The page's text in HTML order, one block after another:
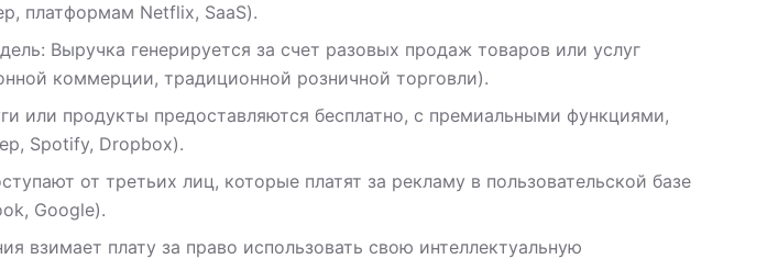
платформам Netflix, SaaS).
Выручка генерируется за счет разовых продаж товаров или услуг
коммерции, традиционной розничной торговли).
или продукты предоставляются бесплатно, с премиальными функциями,
Spotify, Dropbox).
от третьих лиц, которые платят за рекламу в пользовательской базе
Google).
взимает плату за право использовать свою интеллектуальную